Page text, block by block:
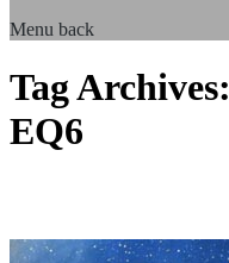
Menu back
Tag Archives:
EQ6